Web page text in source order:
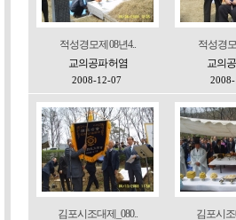
적성경모제 08년4..
교의공파 허염
2008-12-07
적성경
교의
김포시조대제_080..
김포시조